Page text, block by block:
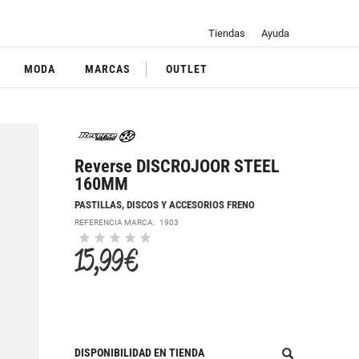
Tiendas Ayuda
MODA MARCAS OUTLET
Reverse DISCROJOOR STEEL
160MM
PASTILLAS, DISCOS Y ACCESORIOS FRENO
REFERENCIA MARCA: 1903
15,99 €
DISPONIBILIDAD EN TIENDA